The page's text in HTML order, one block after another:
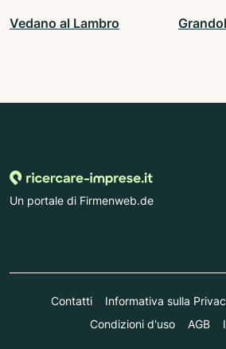
Vedano al Lambro
Un portale di Firmenweb.de
Contatti Informativa sulla
Condizioni d'uso
AGB